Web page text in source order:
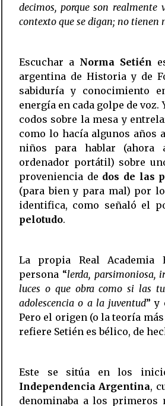
decimos, porque son
contexto que se digan; no tienen
Escuchar a Norma Setién
argentina de Historia y de
sabiduría y conocimiento
energía en cada golpe de
codos sobre la mesa y
como lo hacía algunos años
niños para hablar
ordenador portátil) sobre
proveniencia de dos de las
(para bien y para mal) por
identifica, como señaló el
pelotudo.
La propia Real Academia
persona “lerda, parsimoniosa,
luces o que obra como si las
adolescencia o a la juventud” y
Pero el origen (o la teoría
refiere Setién es bélico, de
Este se sitúa en los
Independencia Argentina,
denominaba a los primeros